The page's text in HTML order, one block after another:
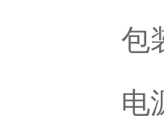
包
电